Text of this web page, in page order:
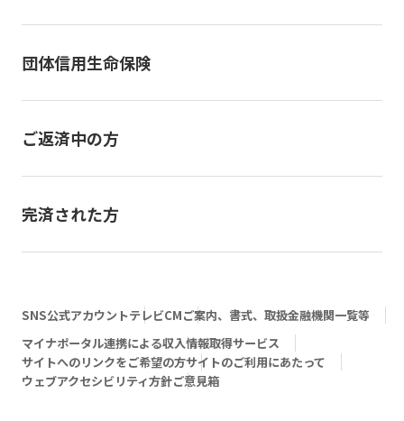
団体信用生命保険
ご返済中の方
完済された方
SNS公式アカウントテレビCMご案内、書式、取扱金融機関一覧等
マイナポータル連携による収入情報取得サービス
サイトへのリンクをご希望の方サイトのご利用にあたって
ウェブアクセシビリティ方針ご意見箱